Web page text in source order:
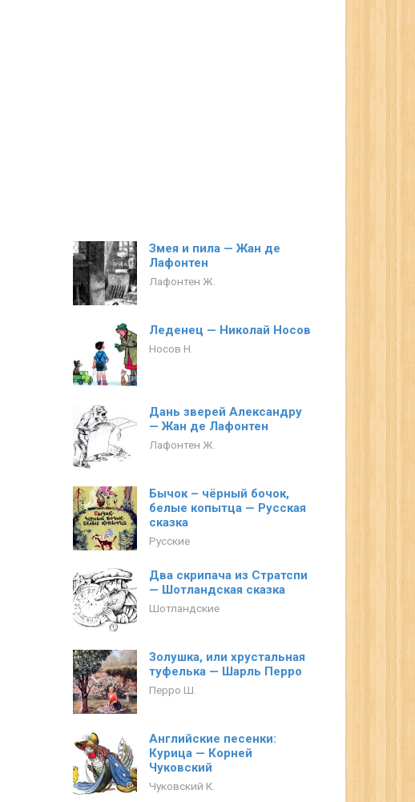
Змея и пила — Жан де
Лафонтен
Лафонтен Ж.
Леденец — Николай Носов
Носов Н.
Дань зверей Александру
— Жан де Лафонтен
Лафонтен Ж.
Бычок – чёрный бочок,
белые копытца — Русская
сказка
Русские
Два скрипача из Стратспи
— Шотландская сказка
Шотландские
Золушка, или хрустальная
туфелька — Шарль Перро
Перро Ш.
Английские песенки:
Курица — Корней
Чуковский
Чуковский К.